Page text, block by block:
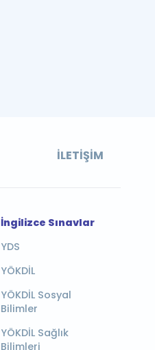
İLETIŞIM
İngilizce Sınavlar
YDS
YÖKDİL
YÖKDİL Sosyal
Bilimler
YÖKDİL Sağlık
Bilimleri